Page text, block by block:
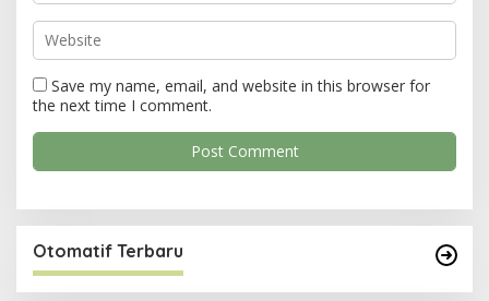
Save my name, email, and website in this browser for
the next time I comment.
Otomatif Terbaru